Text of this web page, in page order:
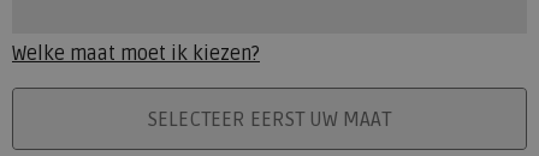
Welke maat moet ik kiezen?
PLAATS IN WINKELMANDSELECTEER EERST UW MAAT